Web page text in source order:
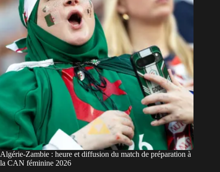
Algérie-Zambie : heure et diffusion du match de préparation à
la CAN féminine 2026